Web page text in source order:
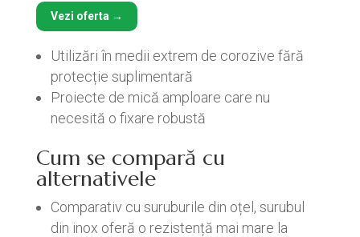
Vezi oferta →
Utilizări în medii extrem de corozive fără
protecție suplimentară
Proiecte de mică amploare care nu
necesită o fixare robustă
Cum se compară cu
alternativele
Comparativ cu suruburile din oțel, surubul
din inox oferă o rezistență mai mare la